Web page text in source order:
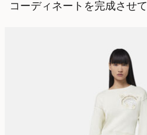
コーディネートを完成させて